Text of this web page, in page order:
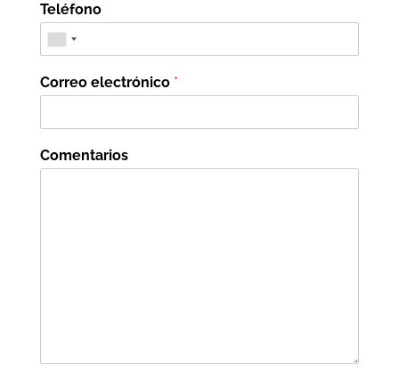
Teléfono
Correo electrónico *
Comentarios